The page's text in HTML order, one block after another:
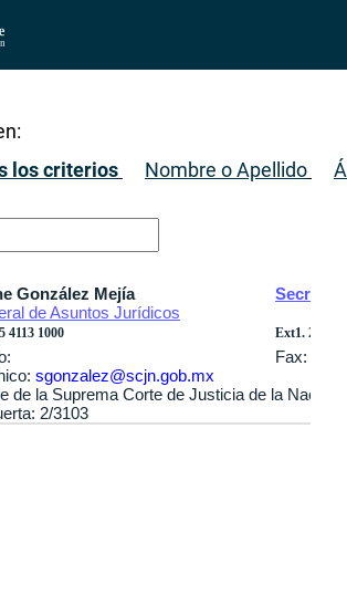
los criterios
Nombre o Apellido
González Mejía
de Asuntos Jurídicos
4113 1000 Ext1. 2496 /
Fax:
sgonzalez@scjn.gob.mx
de la Suprema Corte de Justicia de la
2/3103